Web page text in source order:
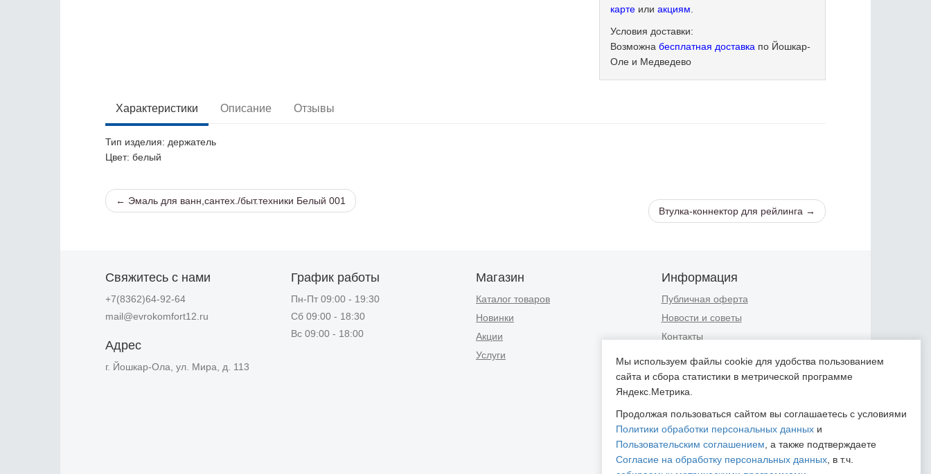
карте илиакциям
Условия доставки:
Возможнабесплатная доставка по Йошкар-
Оле и Медведево
Характеристики Описание Отзывы
Тип изделия: держатель
Цвет: белый
← Эмаль для ванн,сантех./быт.техники Белый 001
Втулка-коннектор для рейлинга →
Свяжитесь с нами
+7(8362)64-92-64
mail@evrokomfort12.ru
Адрес
г. Йошкар-Ола, ул. Мира, д. 113
График работы
Пн-Пт 09:00 - 19:30
Сб 09:00 - 18:30
Вс 09:00 - 18:00
Магазин
Каталог товаров
Новинки
Акции
Услуги
Информация
Публичная оферта
Новости и советы
Контакты
персональных данных
Пользовательское соглашение
Согласие на обработку
персональных данных,
Мы используем файлы cookie для удобства пользованием
сайта и сбора статистики в метрической программе
Яндекс.Метрика.
Продолжая пользоваться сайтом вы соглашаетесь с условиями
Политики обработки персональных данных и
Пользовательским соглашением , а также подтверждаете
Согласие на обработку персональных данных , в т.ч.